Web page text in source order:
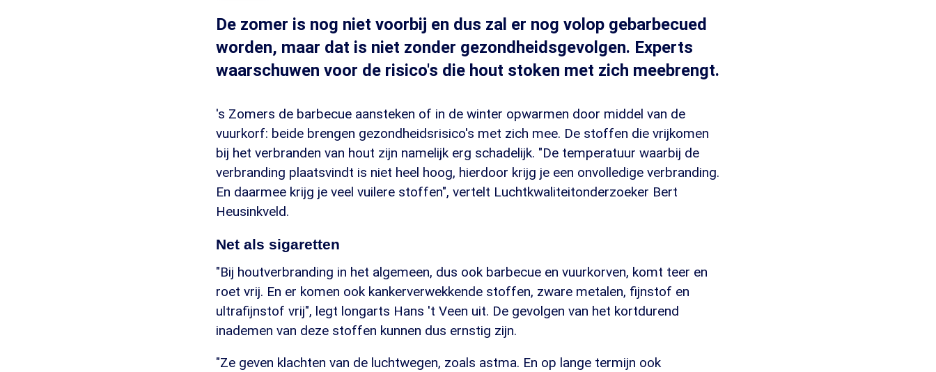
De zomer is nog niet voorbij en dus zal er nog volop gebarbecued
worden, maar dat is niet zonder gezondheidsgevolgen. Experts
waarschuwen voor de risico's die hout stoken met zich meebrengt.
's Zomers de barbecue aansteken of in de winter opwarmen door middel van de
vuurkorf: beide brengen gezondheidsrisico's met zich mee. De stoffen die vrijkomen
bij het verbranden van hout zijn namelijk erg schadelijk. "De temperatuur waarbij de
verbranding plaatsvindt is niet heel hoog, hierdoor krijg je een onvolledige verbranding.
En daarmee krijg je veel vuilere stoffen", vertelt Luchtkwaliteitonderzoeker Bert
Heusinkveld.
Net als sigaretten
"Bij houtverbranding in het algemeen, dus ook barbecue en vuurkorven, komt teer en
roet vrij. En er komen ook kankerverwekkende stoffen, zware metalen, fijnstof en
ultrafijnstof vrij", legt longarts Hans 't Veen uit. De gevolgen van het kortdurend
inademen van deze stoffen kunnen dus ernstig zijn.
"Ze geven klachten van de luchtwegen, zoals astma. En op lange termijn ook